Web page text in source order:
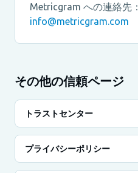
Metricgram への連絡先：
info@metricgram.com
その他の信頼ページ
トラストセンター
プライバシーポリシー